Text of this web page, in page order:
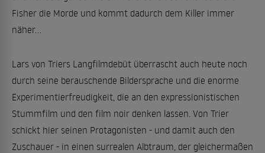
Fisher die Morde und kommt dadurch dem Killer immer
näher...
Lars von Triers Langfilmdebüt überrascht auch heute noch
durch seine berauschende Bildersprache und die enorme
Experimentierfreudigkeit, die an den expressionistischen
Stummfilm und den film noir denken lassen. Von Trier
schickt hier seinen Protagonisten - und damit auch den
Zuschauer - in einen surrealen Albtraum, der gleichermaßen